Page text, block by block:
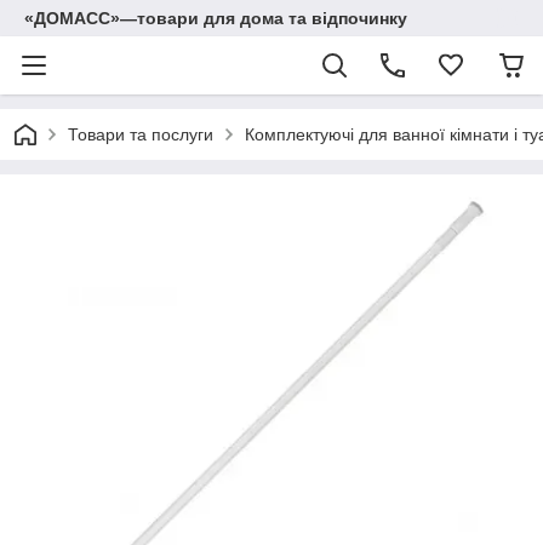
«ДОМАСС»—товари для дома та відпочинку
Товари та послуги Комплектуючі для ванної кімнати і